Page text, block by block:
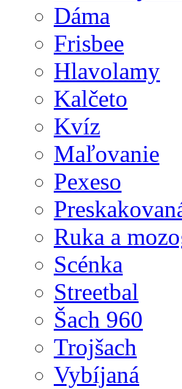
Dáma
Frisbee
Hlavolamy
Kalčeto
Kvíz
Maľovanie
Pexeso
Ruka a
Scénka
Streetbal
Šach 960
Trojšach
Vybíjaná